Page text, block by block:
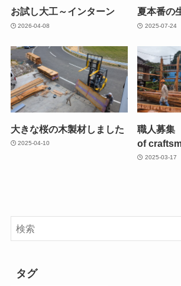
お試し大工～インターン
2026-04-08
夏本番の
2025-07-24
大きな桜の木製材しました
2025-04-10
職人募
of
2025-03-17
タグ